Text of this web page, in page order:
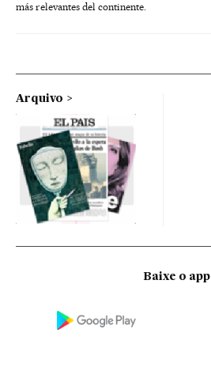
más relevantes del continente.
Arquivo
Baixe o app